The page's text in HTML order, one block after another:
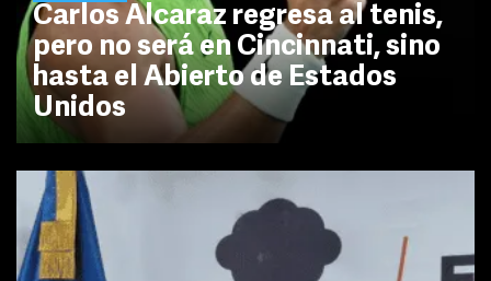
Carlos Alcaraz regresa al tenis,
pero no será en Cincinnati, sino
hasta el Abierto de Estados
Unidos